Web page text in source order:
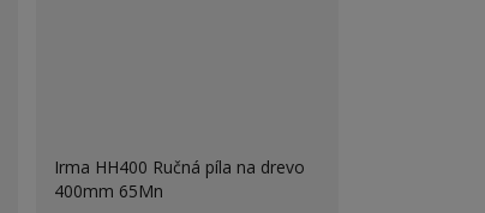
Irma HH400 Ručná píla na drevo
400mm 65Mn